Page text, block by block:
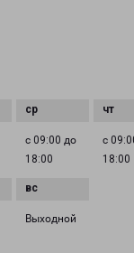
с 09:00 до
18:00
с
18:00
Выходной